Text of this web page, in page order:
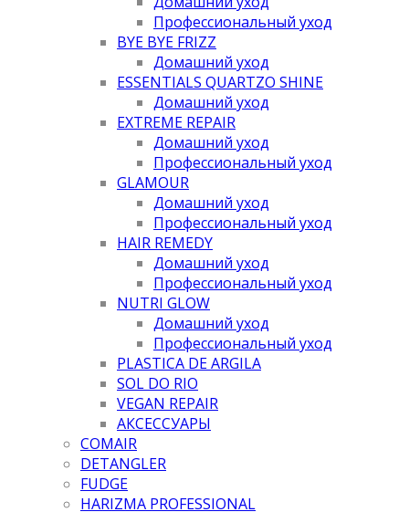
Профессиональный уход
BYE BYE FRIZZ
Домашний уход
ESSENTIALS QUARTZO SHINE
Домашний уход
EXTREME REPAIR
Домашний уход
Профессиональный уход
GLAMOUR
Домашний уход
Профессиональный уход
HAIR REMEDY
Домашний уход
Профессиональный уход
NUTRI GLOW
Домашний уход
Профессиональный уход
PLASTICA DE ARGILA
SOL DO RIO
VEGAN REPAIR
АКСЕССУАРЫ
COMAIR
DETANGLER
FUDGE
HARIZMA PROFESSIONAL